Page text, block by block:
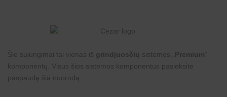
Šie sujungimai tai vienas iš grindjuosčių sistemos „ Premium ”
komponentų. Visus šios sistemos komponentus pasieksite
paspaudę šia nuorodą